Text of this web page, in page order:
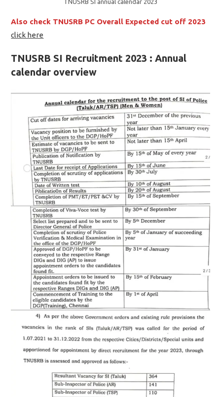
Also check TNUSRB PC Overall Expected cut off 2023
click here
TNUSRB SI Recruitment 2023 : Annual
calendar overview